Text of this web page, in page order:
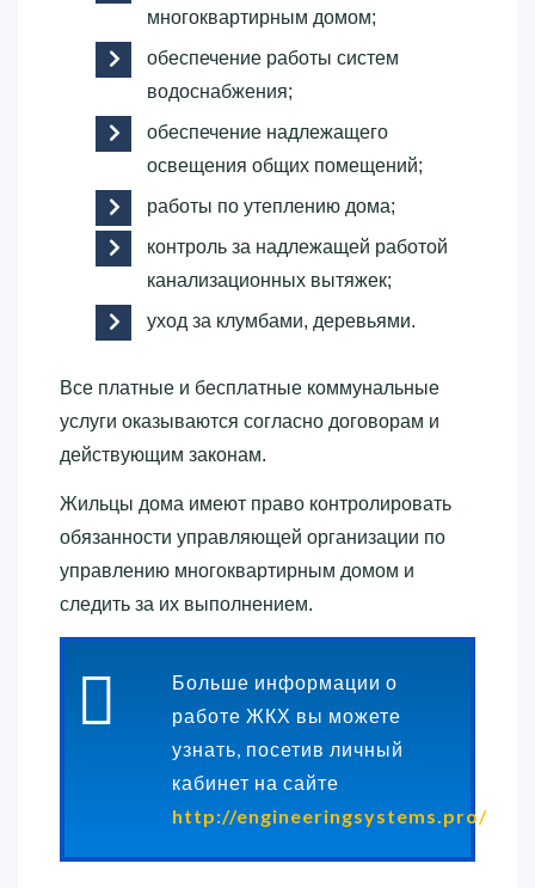
многоквартирным домом;
обеспечение работы систем
водоснабжения;
обеспечение надлежащего
освещения общих помещений;
работы по утеплению дома;
контроль за надлежащей работой
канализационных вытяжек;
уход за клумбами, деревьями.
Все платные и бесплатные коммунальные
услуги оказываются согласно договорам и
действующим законам.
Жильцы дома имеют право контролировать
обязанности управляющей организации по
управлению многоквартирным домом и
следить за их выполнением.
Больше информации о
работе ЖКХ вы можете
узнать, посетив личный
кабинет на сайте
http://engineeringsystems.pro/